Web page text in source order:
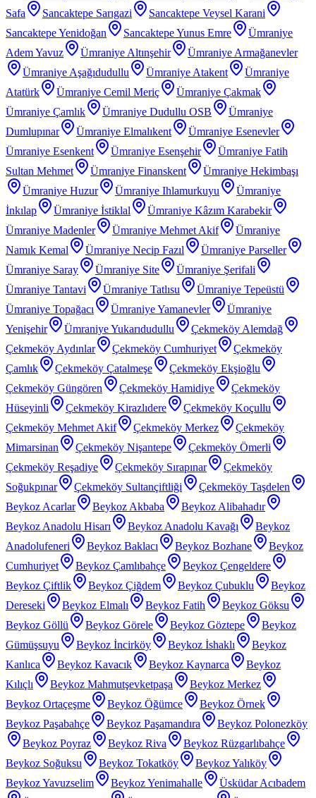
Safa
Sancaktepe Sarıgazi
Sancaktepe Veysel Karani
Sancaktepe Yenidoğan
Sancaktepe Yunus Emre
Ümraniye
Adem Yavuz
Ümraniye Altınşehir
Ümraniye Armağanevler
Ümraniye Aşağıdudullu
Ümraniye Atakent
Ümraniye
Atatürk
Ümraniye Cemil Meriç
Ümraniye Çakmak
Ümraniye Çamlık
Ümraniye Dudullu OSB
Ümraniye
Dumlupınar
Ümraniye Elmalıkent
Ümraniye Esenevler
Ümraniye Esenkent
Ümraniye Esenşehir
Ümraniye Fatih
Sultan Mehmet
Ümraniye Finanskent
Ümraniye Hekimbaşı
Ümraniye Huzur
Ümraniye Ihlamurkuyu
Ümraniye
İnkılap
Ümraniye İstiklal
Ümraniye Kâzım Karabekir
Ümraniye Madenler
Ümraniye Mehmet Akif
Ümraniye
Namık Kemal
Ümraniye Necip Fazıl
Ümraniye Parseller
Ümraniye Saray
Ümraniye Site
Ümraniye Şerifali
Ümraniye Tantavi
Ümraniye Tatlısu
Ümraniye Tepeüstü
Ümraniye Topağacı
Ümraniye Yamanevler
Ümraniye
Yenişehir
Ümraniye Yukarıdudullu
Çekmeköy Alemdağ
Çekmeköy Aydınlar
Çekmeköy Cumhuriyet
Çekmeköy
Çamlık
Çekmeköy Çatalmeşe
Çekmeköy Ekşioğlu
Çekmeköy Güngören
Çekmeköy Hamidiye
Çekmeköy
Hüseyinli
Çekmeköy Kirazlıdere
Çekmeköy Koçullu
Çekmeköy Mehmet Akif
Çekmeköy Merkez
Çekmeköy
Mimarsinan
Çekmeköy Nişantepe
Çekmeköy Ömerli
Çekmeköy Reşadiye
Çekmeköy Sırapınar
Çekmeköy
Soğukpınar
Çekmeköy Sultançiftliği
Çekmeköy Taşdelen
Beykoz Acarlar
Beykoz Akbaba
Beykoz Alibahadır
Beykoz Anadolu Hisarı
Beykoz Anadolu Kavağı
Beykoz
Anadolufeneri
Beykoz Baklacı Beykoz Bozhane
Beykoz
Cumhuriyet
Beykoz Çamlıbahçe
Beykoz Çengeldere
Beykoz Çiftlik
Beykoz Çiğdem Beykoz Çubuklu
Beykoz
Dereseki
Beykoz Elmalı Beykoz Fatih
Beykoz Göksu
Beykoz Göllü
Beykoz Görele Beykoz Göztepe
Beykoz
Gümüşsuyu
Beykoz İncirköy Beykoz İshaklı
Beykoz
Kanlıca
Beykoz Kavacık Beykoz Kaynarca
Beykoz
Kılıçlı
Beykoz Mahmutşevketpaşa
Beykoz Merkez
Beykoz Ortaçeşme
Beykoz Öğümce
Beykoz Örnek
Beykoz Paşabahçe
Beykoz Paşamandıra
Beykoz Polonezköy
Beykoz Poyraz
Beykoz Riva
Beykoz Rüzgarlıbahçe
Beykoz Soğuksu
Beykoz Tokatköy
Beykoz Yalıköy
Beykoz Yavuzselim
Beykoz Yenimahalle
Üsküdar Acıbadem